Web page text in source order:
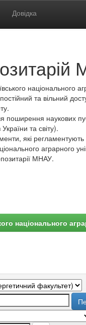
Довідка
національного
та вільний
наукових
та світу).
які
аграрного
МНАУ.
національного